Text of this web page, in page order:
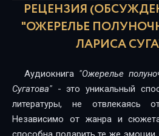
17
19
20
21
РЕЦЕНЗИЯ
"ОЖЕРЕЛЬЕ
ЛАРИСА
Аудиокнига "Ожерелье
Сугатова" - это уникальный
литературы, не отвлекаясь
Независимо от жанра и